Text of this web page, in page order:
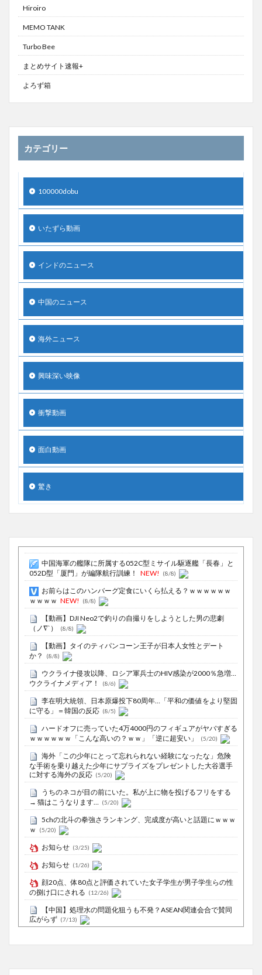
Hiroiro
MEMO TANK
Turbo Bee
まとめサイト速報+
よろず箱
カテゴリー
100000dobu
いたずら動画
インドのニュース
中国のニュース
海外ニュース
興味深い映像
衝撃動画
面白動画
驚き
中国海軍の艦隊に所属する052C型ミサイル駆逐艦「長春」と
052D型「厦門」が編隊航行訓練！
NEW! (8/8)
お前らはこのハンバーグ定食にいくら払える？ｗｗｗｗｗｗ
ｗｗｗｗ NEW! (8/8)
【動画】DJI Neo2で釣りの自撮りをしようとした男の悲劇
（ノ∇`）
(8/8)
【動画】タイのティパンコーン王子が日本人女性とデート
か？
(8/8)
ウクライナ侵攻以降、ロシア軍兵士のHIV感染が2000％急増…
ウクライナメディア！
(8/6)
李在明大統領、日本原爆投下80周年…「平和の価値をより堅固
に守る」＝韓国の反応 (8/5)
ハードオフに売っていた4万4000円のフィギュアがヤバすぎる
ｗｗｗｗｗｗ「こんな高いの？ｗｗ」「逆に超安い」
(5/20)
海外「この少年にとって忘れられない経験になったな」危険
な手術を乗り越えた少年にサプライズをプレゼントした大谷選手
に対する海外の反応 (5/20)
うちのネコが目の前にいた。私が上に物を投げるフリをする
→ 猫はこうなります…
(5/20)
5chの北斗の拳強さランキング、完成度が高いと話題にｗｗｗ
ｗ
(5/20)
お知らせ (3/25)
お知らせ (1/26)
顔20点、体80点と評価されていた女子学生が男子学生らの性
の捌け口にされる (12/26)
【中国】処理水の問題化狙うも不発？ASEAN関連会合で賛同
広がらず (7/13)